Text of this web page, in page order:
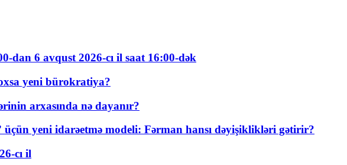
dan 6 avqust 2026-cı il saat 16:00-dək
yeni bürokratiya?
arxasında nə dayanır?
yeni idarəetmə modeli: Fərman hansı dəyişiklikləri gətirir?
cı il